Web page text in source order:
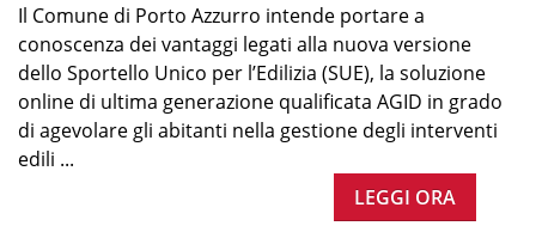
Il Comune di Porto Azzurro intende portare a
conoscenza dei vantaggi legati alla nuova versione
dello Sportello Unico per l’Edilizia (SUE), la soluzione
online di ultima generazione qualificata AGID in grado
di agevolare gli abitanti nella gestione degli interventi
edili ...
LEGGI ORA